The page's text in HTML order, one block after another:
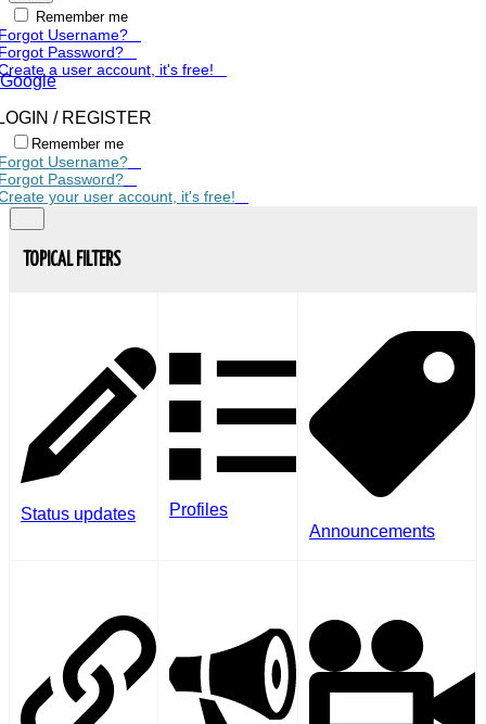
Remember me
Username?
Password?
a user account, it's free!
Google
/ REGISTER
Remember me
Username?
Password?
your user account, it's free!
TOPICAL FILTERS
Status updates
Profiles
Announcements